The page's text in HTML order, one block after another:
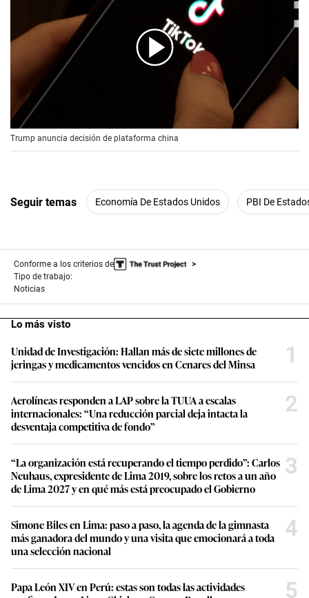
Trump anuncia decisión de plataforma china
Seguir temas Economía De Estados Unidos PBI De
Conforme a los criterios de
Tipo de trabajo:
Noticias
Lo más visto
Unidad de Investigación: Hallan más de siete millones de
jeringas y medicamentos vencidos en Cenares del Minsa
1
Aerolíneas responden a LAP sobre la TUUA a escalas
internacionales: “Una reducción parcial deja intacta la
desventaja competitiva de fondo”
2
“La organización está recuperando el tiempo perdido”: Carlos
Neuhaus, expresidente de Lima 2019, sobre los retos a un año
de Lima 2027 y en qué más está preocupado el Gobierno
3
Simone Biles en Lima: paso a paso, la agenda de la gimnasta
más ganadora del mundo y una visita que emocionará a toda
una selección nacional
4
Papa León XIV en Perú: estas son todas las actividades
5